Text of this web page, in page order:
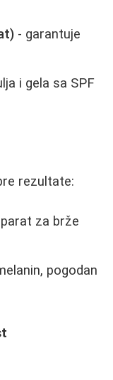
- garantuje
i gela sa SPF
rezultate:
za brže
pogodan